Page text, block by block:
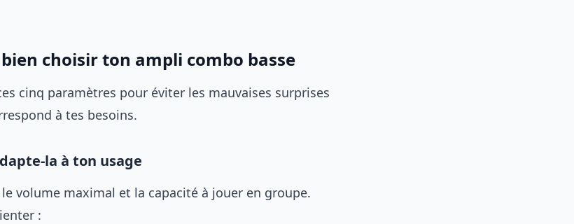
choisir ton ampli combo basse
cinq paramètres pour éviter les mauvaises surprises
à tes besoins.
la à ton usage
volume maximal et la capacité à jouer en groupe.
: